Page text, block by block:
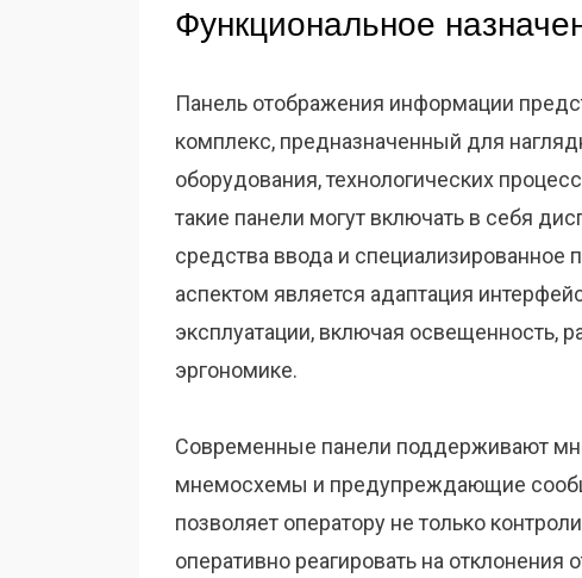
Функциональное
Панель отображения информации
комплекс, предназначенный для
оборудования, технологических
такие панели могут включать в себя
средства ввода и
аспектом является адаптация
эксплуатации, включая освещенность,
эргономике.
Современные панели поддерживают
мнемосхемы и предупреждающие
позволяет оператору не только
оперативно реагировать на